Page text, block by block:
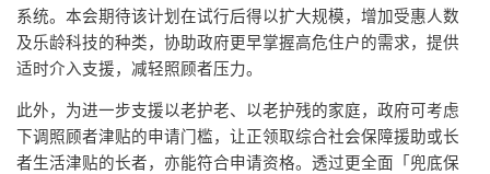
系统。本会期待该计划在试行后得以扩大规模，增加受惠人数
及乐龄科技的种类，协助政府更早掌握高危住户的需求，提供
适时介入支援，减轻照顾者压力。
此外，为进一步支援以老护老、以老护残的家庭，政府可考虑
下调照顾者津贴的申请门槛，让正领取综合社会保障援助或长
者生活津贴的长者，亦能符合申请资格。透过更全面「兜底保